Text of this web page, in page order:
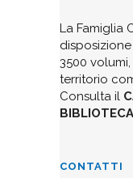
La Famiglia
3500
territorio
Consulta il
BIBLIOTECA
CONTATTI